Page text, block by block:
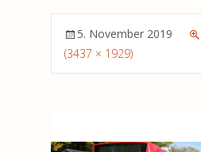
5. November 2019
(3437 × 1929)